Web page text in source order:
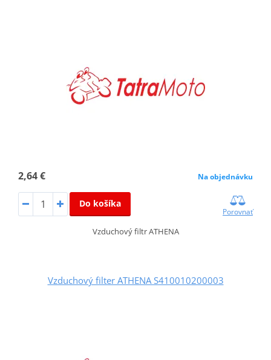
2,64 € Na objednávku
Do košíka
Porovnať
Vzduchový filtr ATHENA
Vzduchový filter ATHENA S410010200003